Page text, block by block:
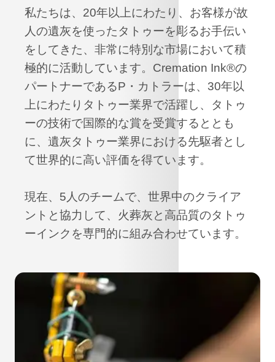
私たちは、20年以上にわたり、お客様が故
人の遺灰を使ったタトゥーを彫るお手伝い
をしてきた、非常に特別な市場において積
極的に活動しています。Cremation Ink®の
パートナーであるP・カトラーは、30年以
上にわたりタトゥー業界で活躍し、タトゥ
ーの技術で国際的な賞を受賞するととも
に、遺灰タトゥー業界における先駆者とし
て世界的に高い評価を得ています。
現在、5人のチームで、世界中のクライア
ントと協力して、火葬灰と高品質のタトゥ
ーインクを専門的に組み合わせています。